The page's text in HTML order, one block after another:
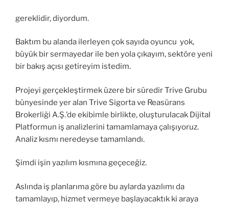
gereklidir, diyordum.
Baktım bu alanda ilerleyen çok sayıda oyuncu yok,
büyük bir sermayedar ile ben yola çıkayım, sektöre yeni
bir bakış açısı getireyim istedim.
Projeyi gerçekleştirmek üzere bir süredir Trive Grubu
bünyesinde yer alan Trive Sigorta ve Reasürans
Brokerliği A.Ş.’de ekibimle birlikte, oluşturulacak Dijital
Platformun iş analizlerini tamamlamaya çalışıyoruz.
Analiz kısmı neredeyse tamamlandı.
Şimdi işin yazılım kısmına geçeceğiz.
Aslında iş planlarıma göre bu aylarda yazılımı da
tamamlayıp, hizmet vermeye başlayacaktık ki araya